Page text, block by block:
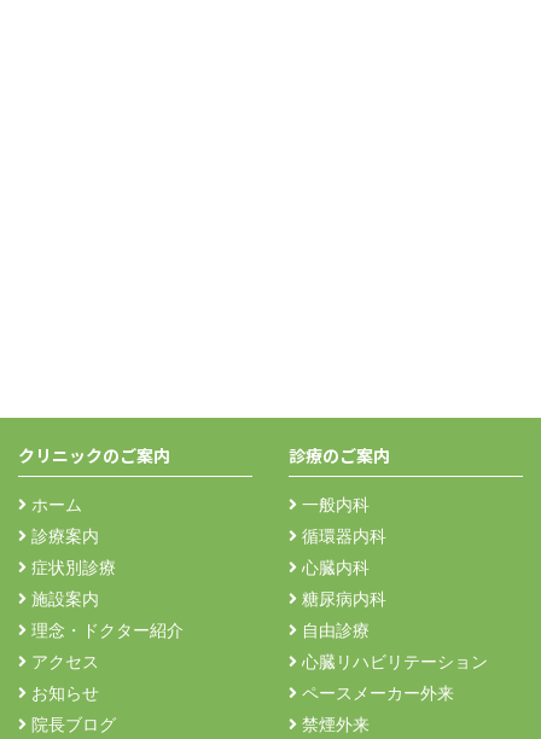
クリニックのご案内
ホーム
診療案内
症状別診療
施設案内
理念・ドクター紹介
アクセス
お知らせ
院長ブログ
診療のご案内
一般内科
循環器内科
心臓内科
糖尿病内科
自由診療
心臓リハビリテーション
ペースメーカー外来
禁煙外来